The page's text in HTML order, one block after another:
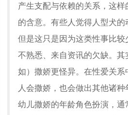
产生支配与依赖的关系，这
的含意。有些人觉得人型犬的
但是这只是因为这类性事比较
不熟悉、来自资讯的欠缺。其
如）撒娇更怪异。在性爱关
人会撒娇，也会做出其他诸
幼儿撒娇的年龄角色扮演，